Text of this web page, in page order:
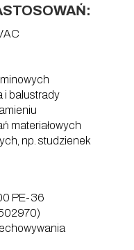
i balustrady
materiałowych
np. studzienek
PE-36